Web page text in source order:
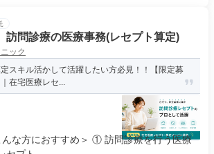
訪問診療の医療事務(レセプト算定)
ック
スキル活かして活躍したい方必見！！【限定募
在宅医療レセ...
な方におすすめ＞ ① 訪問診療を行う医療